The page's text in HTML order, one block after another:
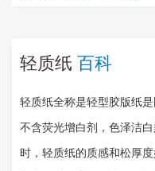
轻质纸 百科
轻质纸全称是轻型胶版纸
不含荧光增白剂，色泽洁
时，轻质纸的质感和松厚